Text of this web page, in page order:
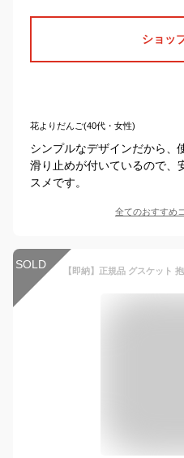
ショッ
花よりだんご(40代・女性)
シンプルなデザインだから、
滑り止めが付いているので、
スメです。
全てのおすすめ
SOLD